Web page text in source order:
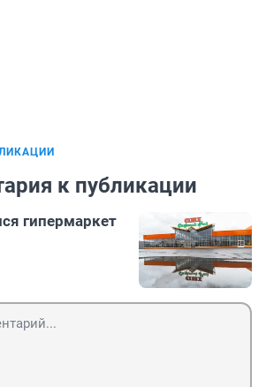
к публикации
гипермаркет